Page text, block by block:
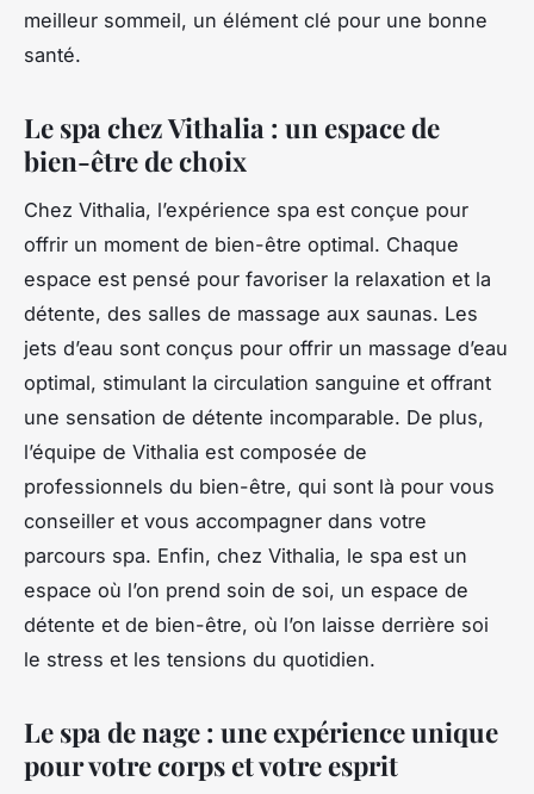
meilleur sommeil, un élément clé pour une bonne
santé.
Le spa chez Vithalia : un espace de
bien-être de choix
Chez Vithalia, l’expérience spa est conçue pour
offrir un moment de bien-être optimal. Chaque
espace est pensé pour favoriser la relaxation et la
détente, des salles de massage aux saunas. Les
jets d’eau sont conçus pour offrir un massage d’eau
optimal, stimulant la circulation sanguine et offrant
une sensation de détente incomparable. De plus,
l’équipe de Vithalia est composée de
professionnels du bien-être, qui sont là pour vous
conseiller et vous accompagner dans votre
parcours spa. Enfin, chez Vithalia, le spa est un
espace où l’on prend soin de soi, un espace de
détente et de bien-être, où l’on laisse derrière soi
le stress et les tensions du quotidien.
Le spa de nage : une expérience unique
pour votre corps et votre esprit